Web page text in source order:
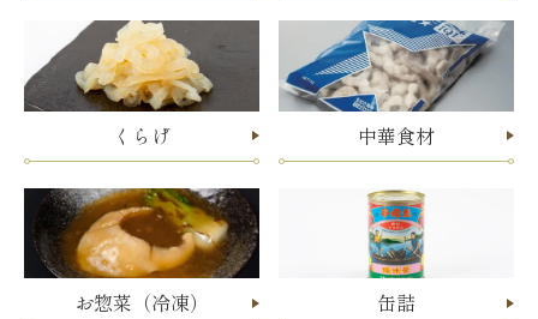
くらげ 中華食材
お惣菜（冷凍） 缶詰